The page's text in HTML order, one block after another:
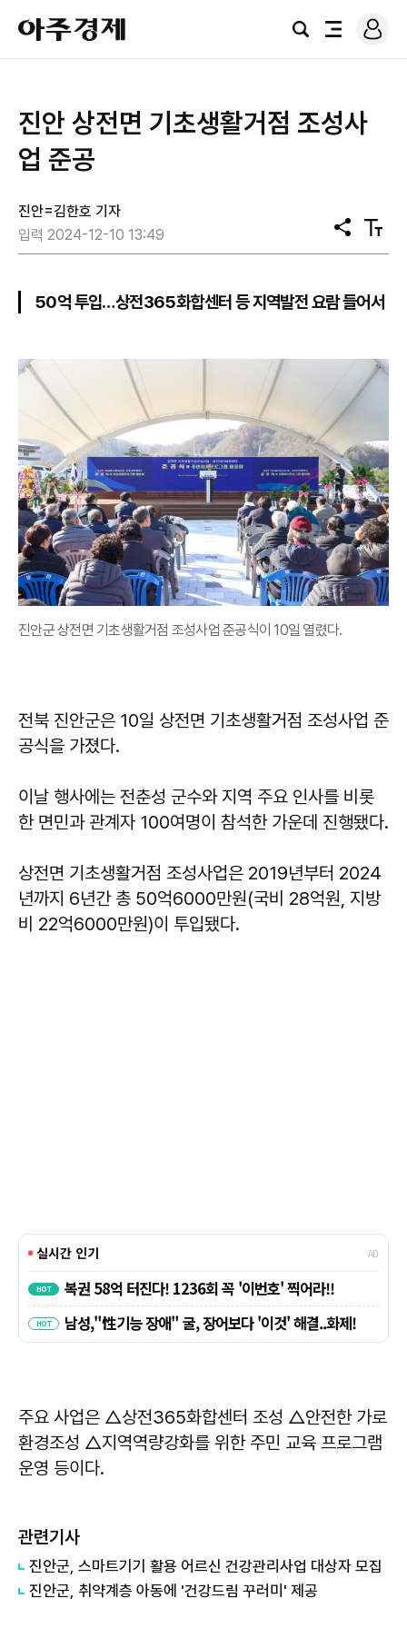
아
주
경
검
전
로
그
진안 상전면 기초생활거점 조성사
업 준공
진안=김한호 기자
입력 2024-12-10 13:49
공
유
텍
스
기
50억 투입…상전365화합센터 등 지역발전 요람 들어서
진안군 상전면 기초생활거점 조성사업 준공식이 10일 열렸다.
전북 진안군은 10일 상전면 기초생활거점 조성사업 준
공식을 가졌다.
이날 행사에는 전춘성 군수와 지역 주요 인사를 비롯
한 면민과 관계자 100여명이 참석한 가운데 진행됐다.
상전면 기초생활거점 조성사업은 2019년부터 2024
년까지 6년간 총 50억6000만원(국비 28억원, 지방
비 22억6000만원)이 투입됐다.
주요 사업은 △상전365화합센터 조성 △안전한 가로
환경조성 △지역역량강화를 위한 주민 교육 프로그램
운영 등이다.
관련기사
진안군, 스마트기기 활용 어르신 건강관리사업 대상자 모집
진안군, 취약계층 아동에 '건강드림 꾸러미' 제공